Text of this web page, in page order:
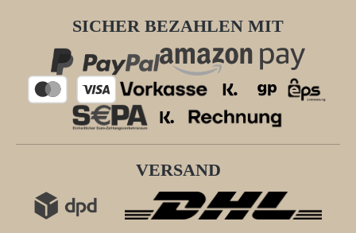
SICHER BEZAHLEN MIT
VERSAND